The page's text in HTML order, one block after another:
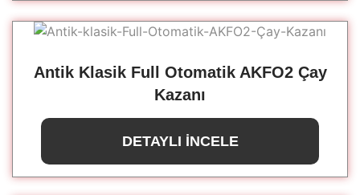
Antik Klasik Full Otomatik AKFO2 Çay
Kazanı
DETAYLI İNCELE